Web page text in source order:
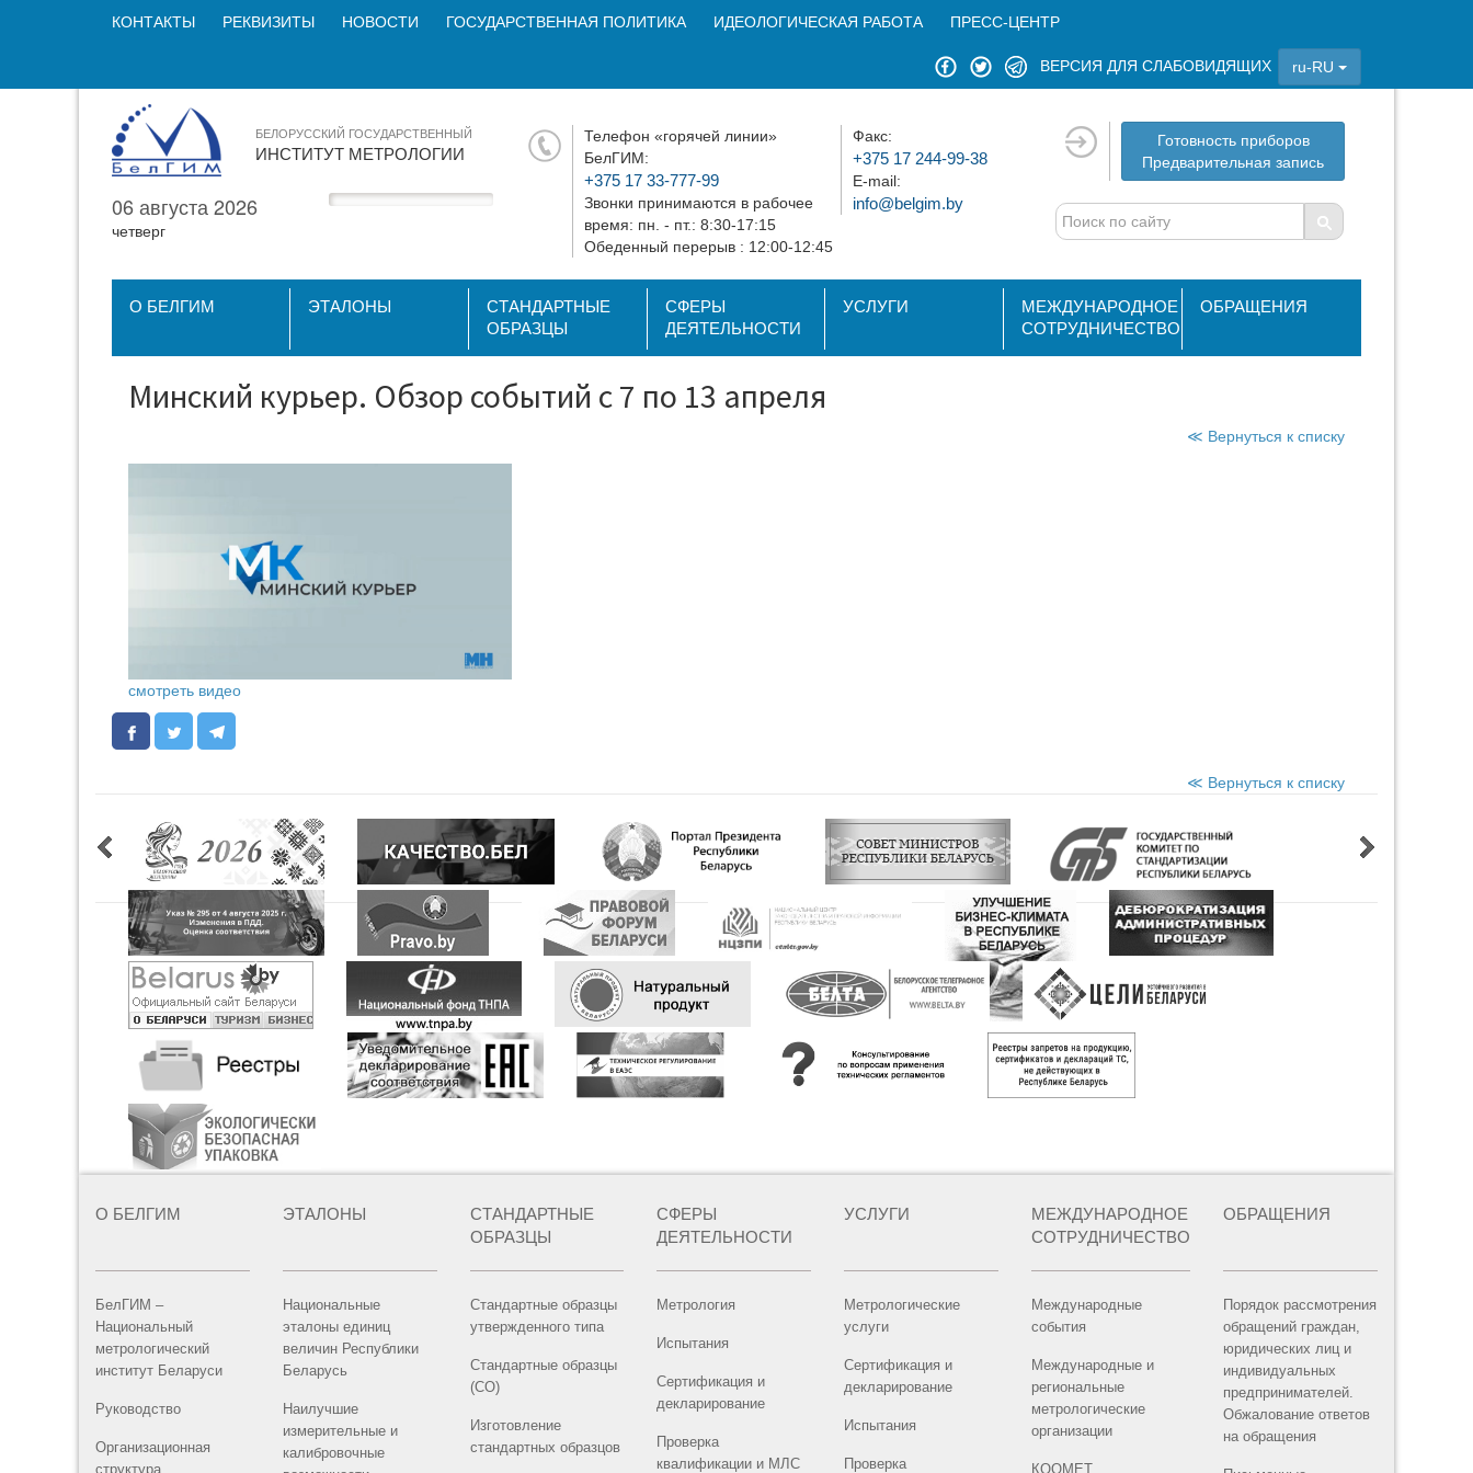
КОНТАКТЫ РЕКВИЗИТЫ НОВОСТИ ГОСУДАРСТВЕННАЯ ПОЛИТИКА ИДЕОЛОГИЧЕСКАЯ РАБОТА ПРЕСС-ЦЕНТР
ВЕРСИЯ ДЛЯ СЛАБОВИДЯЩИХ ru-RU
БЕЛОРУССКИЙ ГОСУДАРСТВЕННЫЙ
ИНСТИТУТ МЕТРОЛОГИИ
06 августа 2026
четверг
Телефон «горячей линии»
БелГИМ:
+375 17 33-777-99
Звонки принимаются в рабочее
время: пн. - пт.: 8:30-17:15
Обеденный перерыв : 12:00-12:45
Факс:
+375 17 244-99-38
E-mail:
info@belgim.by
Готовность приборов
Предварительная запись
О БЕЛГИМ ЭТАЛОНЫ
СТАНДАРТНЫЕ
ОБРАЗЦЫ
СФЕРЫ
ДЕЯТЕЛЬНОСТИ
УСЛУГИ
МЕЖДУНАРОДНОЕ
СОТРУДНИЧЕСТВО
ОБРАЩЕНИЯ
Минский курьер. Обзор событий с 7 по 13 апреля
≪ Вернуться к списку
смотреть видео
≪ Вернуться к списку
О БЕЛГИМ
БелГИМ –
Национальный
метрологический
институт Беларуси
Руководство
Организационная
структура
ЭТАЛОНЫ
Национальные
эталоны единиц
величин Республики
Беларусь
Наилучшие
измерительные и
калибровочные
СТАНДАРТНЫЕ
ОБРАЗЦЫ
Стандартные образцы
утвержденного типа
Стандартные образцы
(СО)
Изготовление
стандартных образцов
СФЕРЫ
ДЕЯТЕЛЬНОСТИ
Метрология
Испытания
Сертификация и
декларирование
Проверка
квалификации и МЛС
УСЛУГИ
Метрологические
услуги
Сертификация и
декларирование
Испытания
Проверка
МЕЖДУНАРОДНОЕ
СОТРУДНИЧЕСТВО
Международные
события
Международные и
региональные
метрологические
организации
КООМЕТ
ОБРАЩЕНИЯ
Порядок рассмотрения
обращений граждан,
юридических лиц и
индивидуальных
предпринимателей.
Обжалование ответов
на обращения